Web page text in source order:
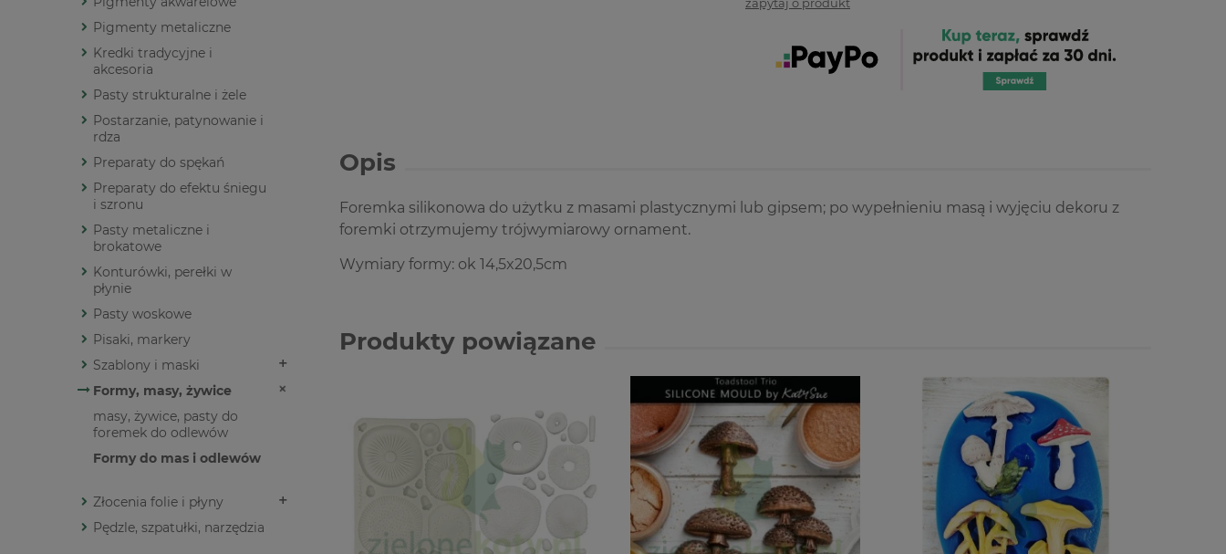
Pigmenty metaliczne
Kredki tradycyjne i
akcesoria
Pasty strukturalne i żele
Postarzanie, patynowanie i
rdza
Preparaty do spękań
Preparaty do efektu śniegu
i szronu
Pasty metaliczne i
brokatowe
Konturówki, perełki w
płynie
Pasty woskowe
Pisaki, markery
Szablony i maski
Formy, masy, żywice
masy, żywice, pasty do
foremek do odlewów
Formy do mas i odlewów
Złocenia folie i płyny
Pędzle, szpatułki, narzędzia
Opis
Foremka silikonowa do użytku z masami plastycznymi lub gipsem; po wypełnieniu masą i wyjęciu dekoru z
foremki otrzymujemy trójwymiarowy ornament.
Wymiary formy: ok 14,5x20,5cm
Produkty powiązane